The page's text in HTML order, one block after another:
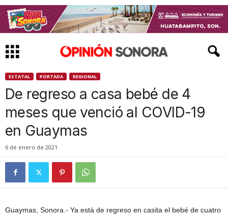
ESTATAL PORTADA REGIONAL
De regreso a casa bebé de 4
meses que venció al COVID-19
en Guaymas
6 de enero de 2021
Guaymas, Sonora.- Ya está de regreso en casita el bebé de cuatro